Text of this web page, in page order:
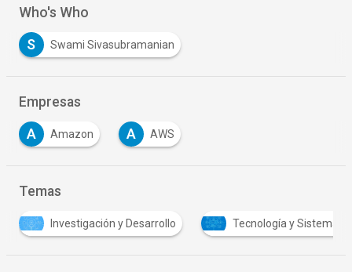
Who's Who
S Swami Sivasubramanian
Empresas
A Amazon A AWS
Temas
y Desarrollo Tecnología y Sistemas Tendencias